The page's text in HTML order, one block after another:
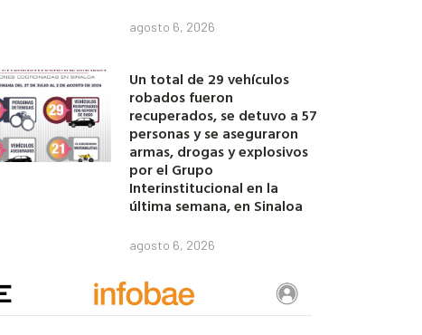
agosto 6, 2026
Un total de 29 vehículos
robados fueron
recuperados, se detuvo a 57
personas y se aseguraron
armas, drogas y explosivos
por el Grupo
Interinstitucional en la
última semana, en Sinaloa
agosto 6, 2026